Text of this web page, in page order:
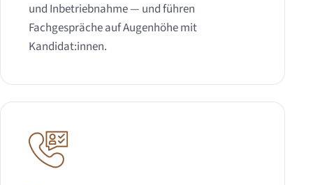
und Inbetriebnahme — und führen
Fachgespräche auf Augenhöhe mit
Kandidat:innen.